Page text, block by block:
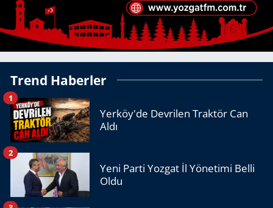
Trend Haberler
Yerköy'de Devrilen Traktör Can
Aldı
1
Yeni Parti Yozgat İl Yönetimi Belli
Oldu
2